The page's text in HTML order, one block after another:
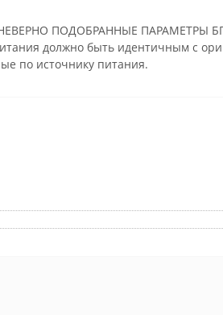
ПОДОБРАННЫЕ
должно быть идентичным с
по источнику питания.